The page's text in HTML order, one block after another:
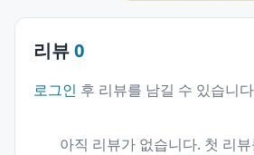
리뷰0
로그인 후 리뷰를 남길 수 있습니
아직 리뷰가 없습니다. 첫 리